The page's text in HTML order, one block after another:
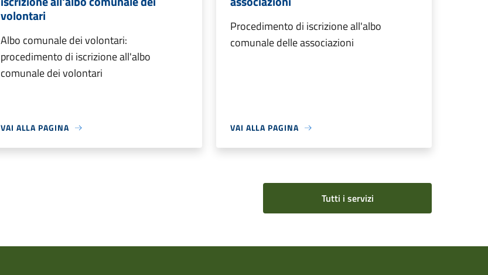
volontari
Albo comunale dei volontari:
procedimento di iscrizione all'albo
comunale dei volontari
VAI ALLA PAGINA
Procedimento di iscrizione all'albo
comunale delle associazioni
VAI ALLA PAGINA
Tutti i servizi